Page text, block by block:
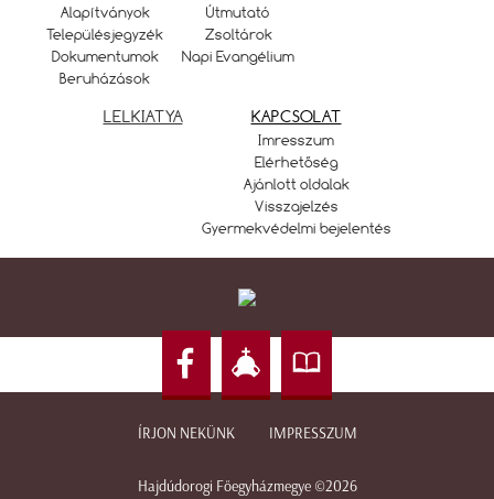
Alapítványok
Településjegyzék
Dokumentumok
Beruházások
Útmutató
Zsoltárok
Napi Evangélium
LELKIATYA KAPCSOLAT
Imresszum
Elérhetőség
Ajánlott oldalak
Visszajelzés
Gyermekvédelmi bejelentés
ÍRJON NEKÜNK IMPRESSZUM
Hajdúdorogi Főegyházmegye ©2026